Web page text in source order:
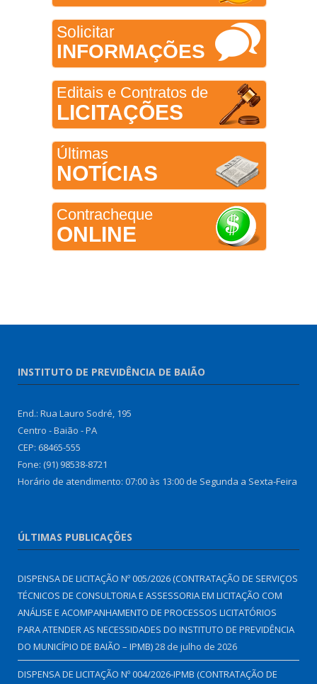
Solicitar
INFORMAÇÕES
Editais e Contratos de
LICITAÇÕES
Últimas
NOTÍCIAS
Contracheque
ONLINE
INSTITUTO DE PREVIDÊNCIA DE BAIÃO
End.: Rua Lauro Sodré, 195
Centro - Baião - PA
CEP: 68465-555
Fone: (91) 98538-8721
Horário de atendimento: 07:00 às 13:00 de Segunda a Sexta-Feira
ÚLTIMAS PUBLICAÇÕES
DISPENSA DE LICITAÇÃO Nº 005/2026 (CONTRATAÇÃO DE SERVIÇOS
TÉCNICOS DE CONSULTORIA E ASSESSORIA EM LICITAÇÃO COM
ANÁLISE E ACOMPANHAMENTO DE PROCESSOS LICITATÓRIOS
PARA ATENDER AS NECESSIDADES DO INSTITUTO DE PREVIDÊNCIA
DO MUNICÍPIO DE BAIÃO – IPMB)28 de julho de 2026
DISPENSA DE LICITAÇÃO Nº 004/2026-IPMB (CONTRATAÇÃO DE